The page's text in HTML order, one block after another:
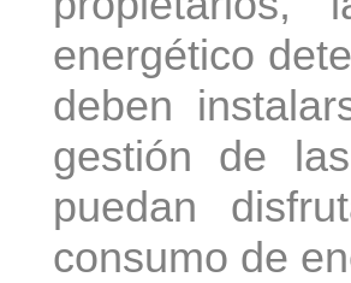
energético
deben
gestión de
puedan
consumo de